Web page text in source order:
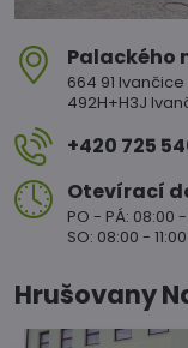
Palackého
664 91 Ivančice
492H+H3J
+420 725
Otevírací
PO - PÁ: 08:00 -
SO: 08:00 - 11:00
Hrušovany